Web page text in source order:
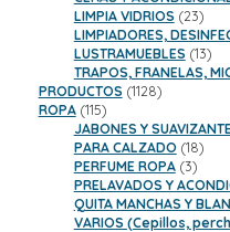
LIMPIA VIDRIOS 2323
LIMPIADORES,
LUSTRAMUEBLES 1313
TRAPOS, FRANELAS,
PRODUCTOS 11281128
ROPA 115115
productos
JABONES Y
PARA CALZADO 1818
PERFUME ROPA 33
PRELAVADOS Y
QUITA MANCHAS Y
VARIOS (Cepillos,